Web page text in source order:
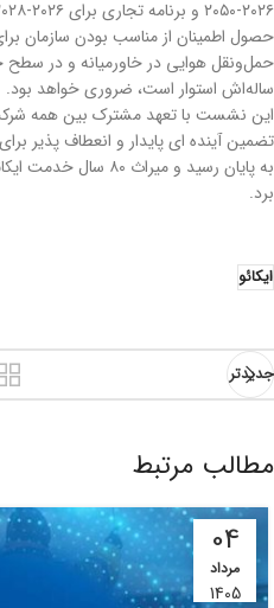
حصول اطمینان از مناسب بودن سازمان
ساله‌اش استوار است، ضروری خواهد بود.
این نشست با تعهد مشترک بین همه شرکت
تضمین آینده ای پایدار و انعطاف پذیر
به پایان رسید و
برد.
ایکائو
جدیدتر
مطالب مرتبط
04
مرداد
1405